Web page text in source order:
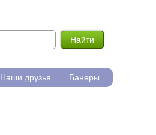
Найти
Наши друзья Банеры